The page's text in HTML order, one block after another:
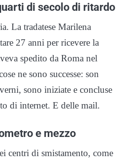
di secolo di ritardo
La tradatese Marilena
27 anni per ricevere la
spedito da Roma nel
ne sono successe: son
sono iniziate e concluse
di internet. E delle mail.
e mezzo
centri di smistamento, come